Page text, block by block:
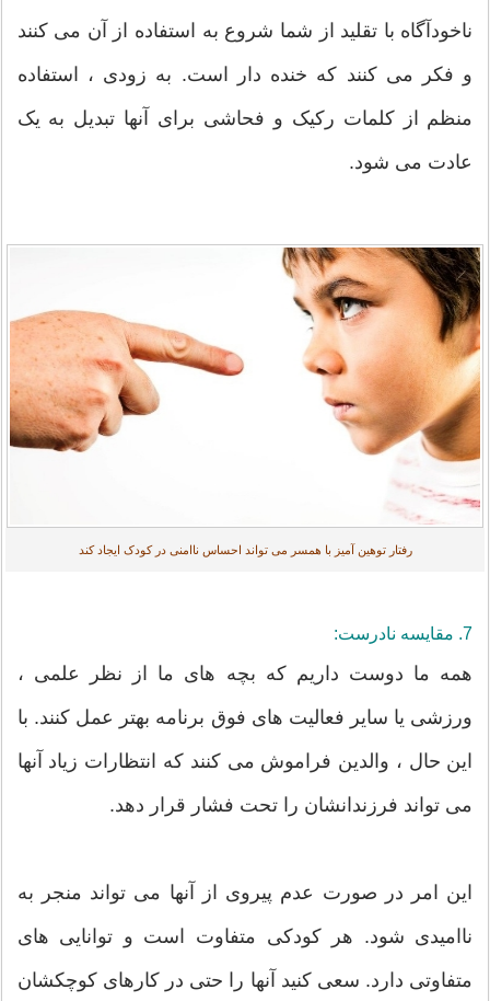
ناخودآگاه با تقلید از شما شروع به استفاده از آن می کنند
و فکر می کنند که خنده دار است. به زودی ، استفاده
منظم از کلمات رکیک و فحاشی برای آنها تبدیل به یک
عادت می شود.
رفتار توهین آمیز با همسر می تواند احساس ناامنی در کودک ایجاد کند
7. مقایسه نادرست:
همه ما دوست داریم که بچه های ما از نظر علمی ،
ورزشی یا سایر فعالیت های فوق برنامه بهتر عمل کنند. با
این حال ، والدین فراموش می کنند که انتظارات زیاد آنها
می تواند فرزندانشان را تحت فشار قرار دهد.
این امر در صورت عدم پیروی از آنها می تواند منجر به
ناامیدی شود. هر کودکی متفاوت است و توانایی های
متفاوتی دارد. سعی کنید آنها را حتی در کارهای کوچکشان